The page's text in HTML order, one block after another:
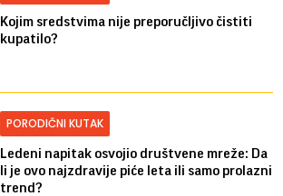
Kojim sredstvima nije preporučljivo čistiti
kupatilo?
PORODIČNI KUTAK
Ledeni napitak osvojio društvene mreže: Da
li je ovo najzdravije piće leta ili samo prolazni
trend?